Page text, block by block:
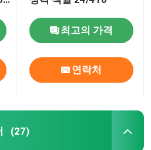
최고의 가격
연락처
(27)